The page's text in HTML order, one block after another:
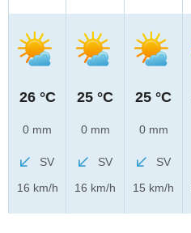
26 °C
0 mm
SV
16 km/h
25 °C
0 mm
SV
16 km/h
25 °C
0 mm
SV
15 km/h